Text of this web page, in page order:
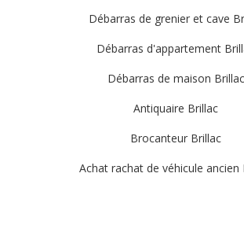
Débarras de grenier et cave
Débarras d'appartement
Débarras de maison Brillac
Antiquaire Brillac
Brocanteur Brillac
Achat rachat de véhicule ancien